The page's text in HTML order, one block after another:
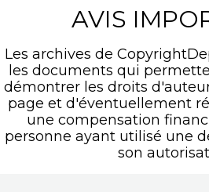
AVIS
Les archives de
les documents qui
démontrer les droits
page et d'éventuellement
une compensation
personne ayant utilisé une
son